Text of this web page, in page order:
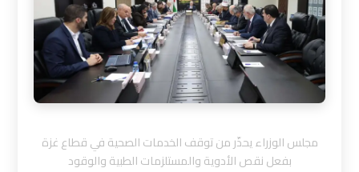
مجلس الوزراء يحذّر من توقف الخدمات الصحية في قطاع غزة
بفعل نقص الأدوية والمستلزمات الطبية والوقود